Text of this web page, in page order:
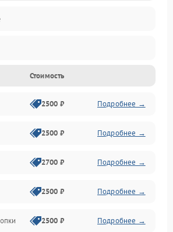
Стоимость
2500 ₽ Подробнее →
2500 ₽ Подробнее →
2700 ₽ Подробнее →
2500 ₽ Подробнее →
2500 ₽ Подробнее →